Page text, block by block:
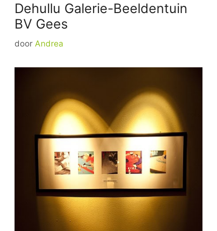
Dehullu Galerie-Beeldentuin
BV Gees
door Andrea